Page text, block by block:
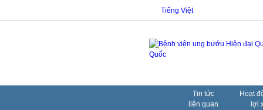
Tiếng Việt
Tin tức
liên quan
Hoạt
lợi